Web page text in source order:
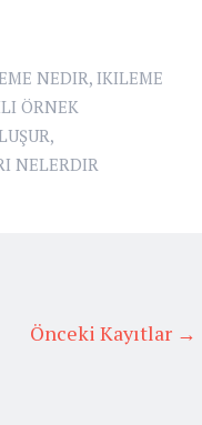
NEDIR, IKILEME
ÖRNEK
,
NELERDIR
Önceki Kayıtlar →